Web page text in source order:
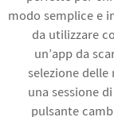
modo semplice e
da utilizzare
un’app da
selezione
una sessione
pulsante